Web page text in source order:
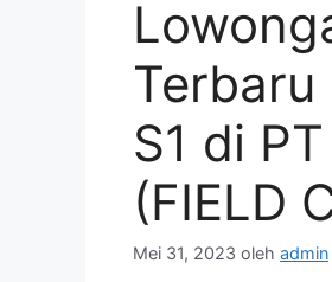
Terbaru
S1 di
(FIELD
Mei 31, 2023 oleh admin